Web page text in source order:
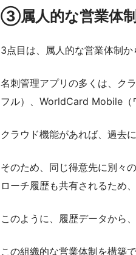
③属人的な営業体
3点目は、属人的な営業体制か
名刺管理アプリの多くは、ク
フル）、WorldCard Mobile（
クラウド機能があれば、過去
そのため、同じ得意先に別々
ローチ履歴も共有されるため
このように、履歴データから
この組織的な営業体制を構築